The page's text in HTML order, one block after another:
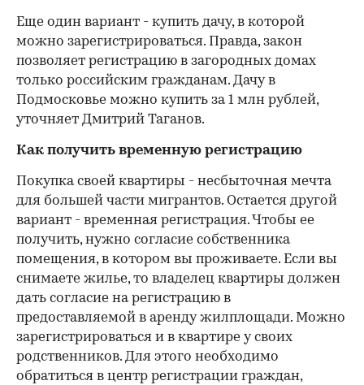
Еще один вариант - купить дачу, в которой
можно зарегистрироваться. Правда, закон
позволяет регистрацию в загородных домах
только российским гражданам. Дачу в
Подмосковье можно купить за 1 млн рублей,
уточняет Дмитрий Таганов.
Как получить временную регистрацию
Покупка своей квартиры - несбыточная мечта
для большей части мигрантов. Остается другой
вариант - временная регистрация. Чтобы ее
получить, нужно согласие собственника
помещения, в котором вы проживаете. Если вы
снимаете жилье, то владелец квартиры должен
дать согласие на регистрацию в
предоставляемой в аренду жилплощади. Можно
зарегистрироваться и в квартире у своих
родственников. Для этого необходимо
обратиться в центр регистрации граждан,